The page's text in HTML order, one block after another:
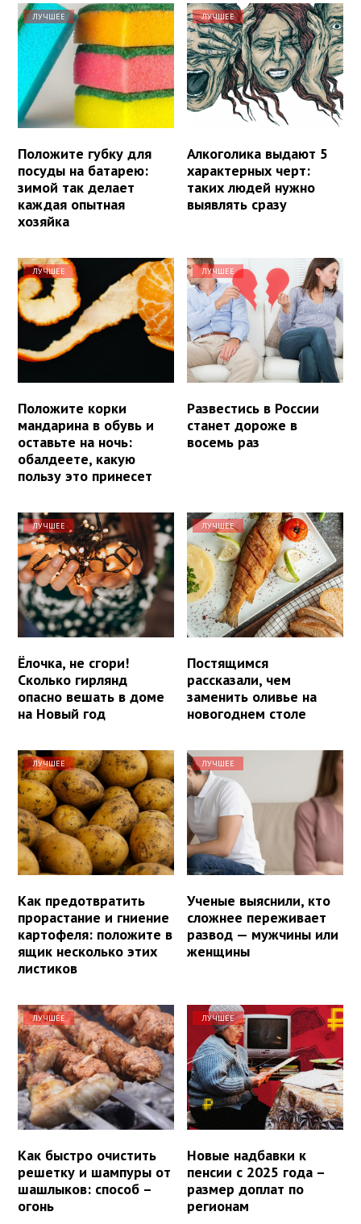
ЛУЧШЕЕ
Положите губку для
посуды на батарею:
зимой так делает
каждая опытная
хозяйка
ЛУЧШЕЕ
Алкоголика выдают 5
характерных черт:
таких людей нужно
выявлять сразу
ЛУЧШЕЕ
Положите корки
мандарина в обувь и
оставьте на ночь:
обалдеете, какую
пользу это принесет
ЛУЧШЕЕ
Развестись в России
станет дороже в
восемь раз
ЛУЧШЕЕ
Ёлочка, не сгори!
Сколько гирлянд
опасно вешать в доме
на Новый год
ЛУЧШЕЕ
Постящимся
рассказали, чем
заменить оливье на
новогоднем столе
ЛУЧШЕЕ
Как предотвратить
прорастание и гниение
картофеля: положите в
ящик несколько этих
листиков
ЛУЧШЕЕ
Ученые выяснили, кто
сложнее переживает
развод — мужчины или
женщины
ЛУЧШЕЕ
Как быстро очистить
решетку и шампуры от
шашлыков: способ –
огонь
ЛУЧШЕЕ
Новые надбавки к
пенсии с 2025 года –
размер доплат по
регионам